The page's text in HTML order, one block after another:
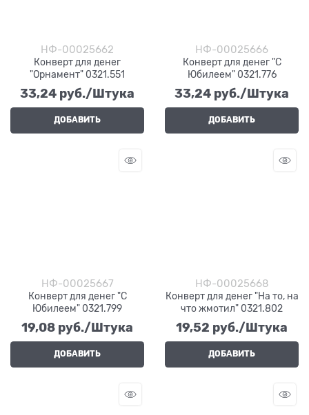
НФ-00025662
Конверт для денег
"Орнамент" 0321.551
33,24 руб./Штука
ДОБАВИТЬ
НФ-00025666
Конверт для денег "С
Юбилеем" 0321.776
33,24 руб./Штука
ДОБАВИТЬ
НФ-00025667
Конверт для денег "С
Юбилеем" 0321.799
19,08 руб./Штука
ДОБАВИТЬ
НФ-00025668
Конверт для денег "На то, на
что жмотил" 0321.802
19,52 руб./Штука
ДОБАВИТЬ